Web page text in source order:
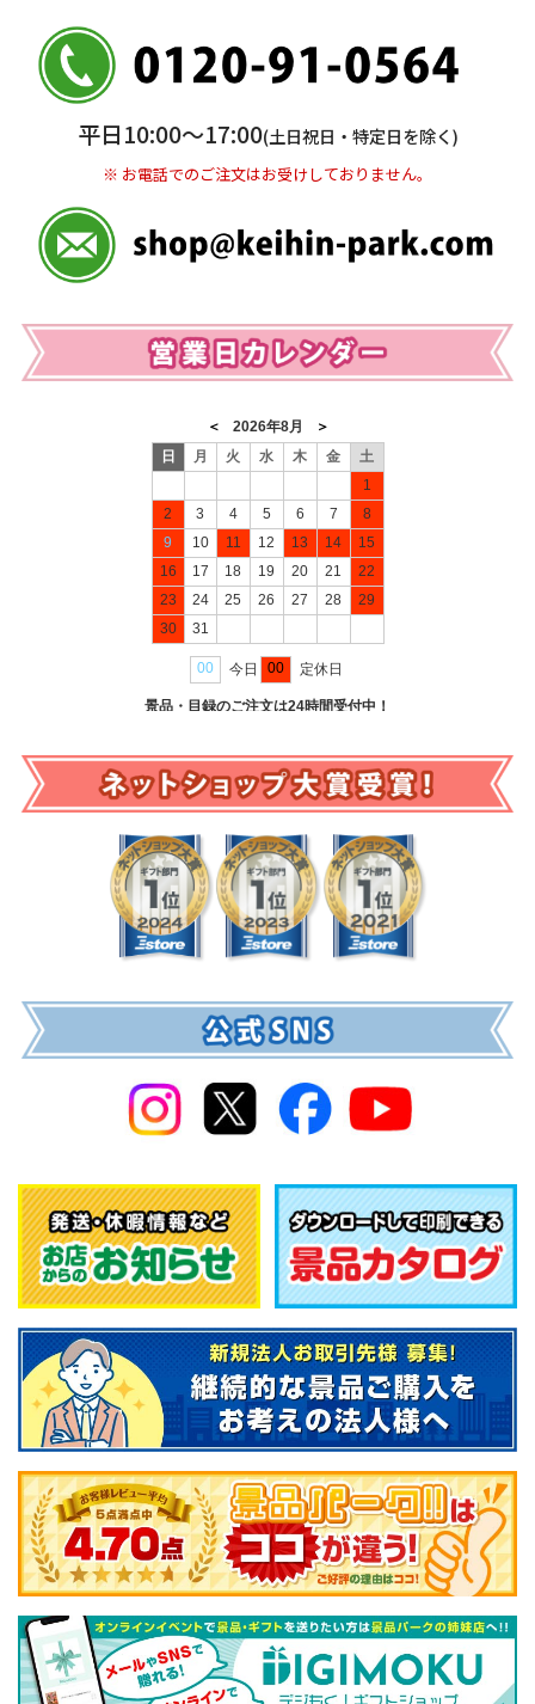
普通 7263489
＜口座名＞ カ）ディースタイル
※ 振込み手数料お客様ご負担。
平日10:00〜17:00(土日祝日・特定日を除く)
※ お電話でのご注文はお受けしておりません。